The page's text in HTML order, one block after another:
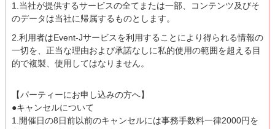
1.当社が提供するサービスの全てまたは一部、コンテンツ及びそ
のデータは当社に帰属するものとします。
2.利用者はEvent-Jサービスを利用することにより得られる情報の
一切を、正当な理由および承諾なしに私的使用の範囲を超える目
的で複製、使用してはなりません。
【パーティーにお申し込みの方へ】
●キャンセルについて
1.開催日の8日前以前のキャンセルには事務手数料一律2000円を